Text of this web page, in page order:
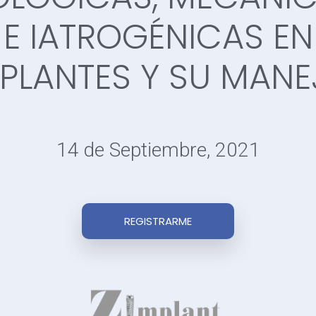
E IATROGÉNICAS EN
Y SU
14 de Septiembre, 2021
REGISTRARME